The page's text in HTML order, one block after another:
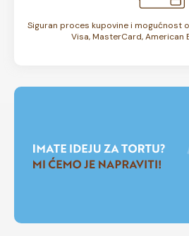
Siguran proces kupovine i mogućnost
Visa, MasterCard, American